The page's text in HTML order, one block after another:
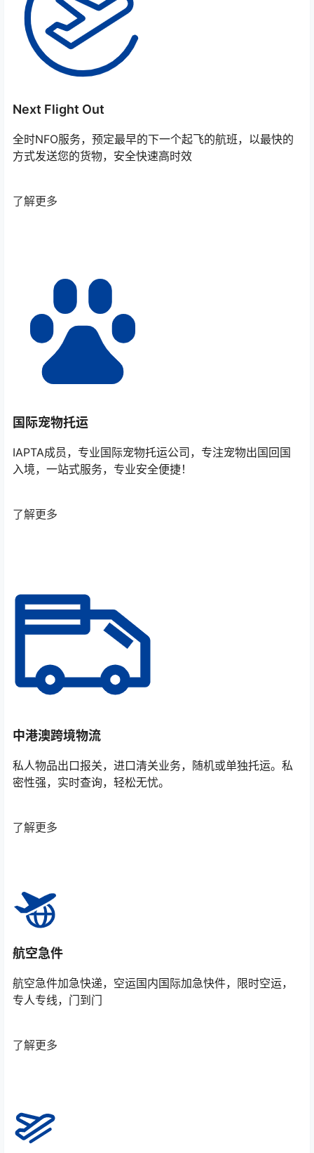
Next Flight Out
全时NFO服务，预定最早的下一个起飞的航班，以最快的
方式发送您的货物，安全快速高时效
了解更多
国际宠物托运
IAPTA成员，专业国际宠物托运公司，专注宠物出国回国
入境，一站式服务，专业安全便捷！
了解更多
中港澳跨境物流
私人物品出口报关，进口清关业务，随机或单独托运。私
密性强，实时查询，轻松无忧。
了解更多
航空急件
航空急件加急快递，空运国内国际加急快件，限时空运，
专人专线，门到门
了解更多